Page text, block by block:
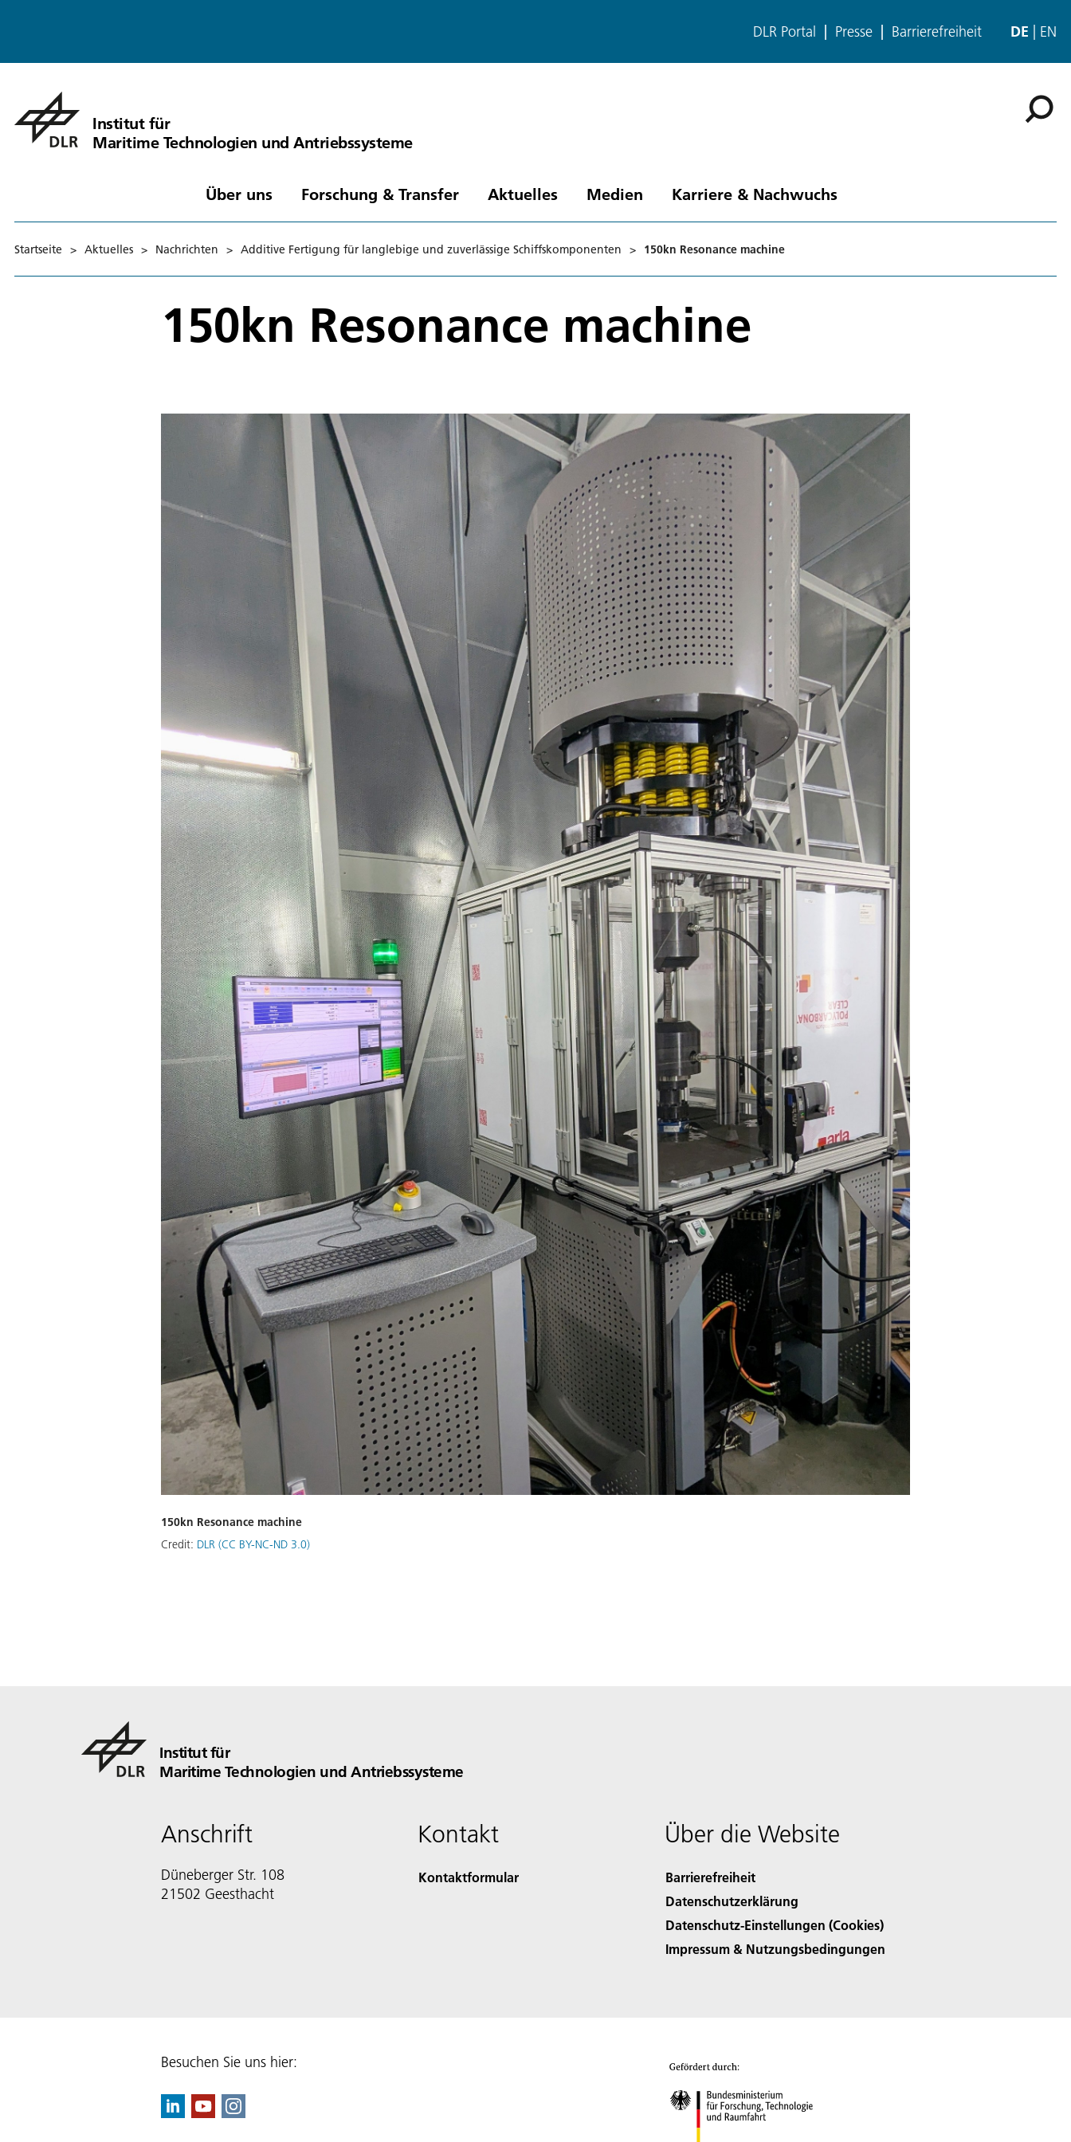
DLR Portal Presse Barrierefreiheit DE EN
Institut für
Maritime Technologien und Antriebssysteme
Über uns Forschung & Transfer Aktuelles Medien Karriere & Nachwuchs
Startseite > Aktuelles > Nachrichten > Additive Fertigung für langlebige und zuverlässige Schiffskomponenten > 150kn Resonance machine
150kn Resonance machine
150kn Resonance machine
Credit: DLR (CC BY-NC-ND 3.0)
Institut für
Maritime Technologien und Antriebssysteme
Anschrift
Düneberger Str. 108
21502 Geesthacht
Kontakt
Kontaktformular
Über die Website
Barrierefreiheit
Datenschutzerklärung
Datenschutz-Einstellungen (Cookies)
Impressum & Nutzungsbedingungen
Besuchen Sie uns hier: